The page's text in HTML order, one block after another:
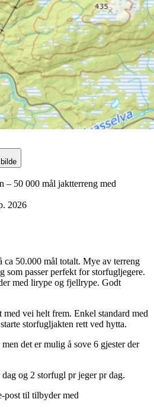
– 50 000 mål jaktterreng med
2026
ca 50.000 mål totalt. Mye av terreng
som passer perfekt for storfugljegere.
med lirype og fjellrype. Godt
vei helt frem. Enkel standard med
storfugljakten rett ved hytta.
det er mulig å sove 6 gjester der
og 2 storfugl pr jeger pr dag.
post til tilbyder med